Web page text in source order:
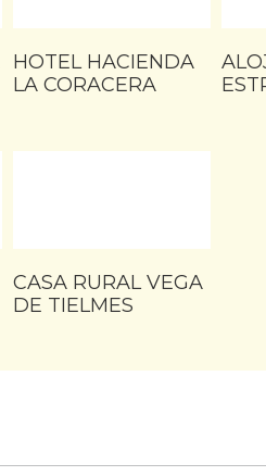
HOTEL HACIENDA
LA CORACERA
CASA RURAL VEGA
DE TIELMES